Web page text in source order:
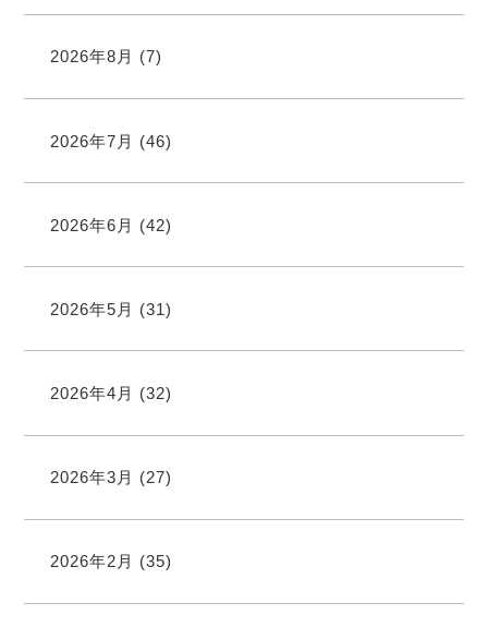
2026年8月 (7)
2026年7月 (46)
2026年6月 (42)
2026年5月 (31)
2026年4月 (32)
2026年3月 (27)
2026年2月 (35)